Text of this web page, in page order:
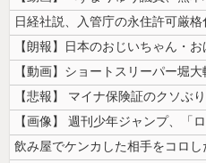
【動画】ショートスリーパー堀
【悲報】 マイナ保険証のクソぶ